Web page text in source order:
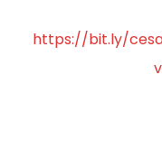
https://bit.ly/